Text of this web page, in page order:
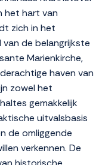
het hart van
zich in het
de belangrijkste
Marienkirche,
haven van
zowel het
gemakkelijk
uitvalsbasis
de omliggende
verkennen. De